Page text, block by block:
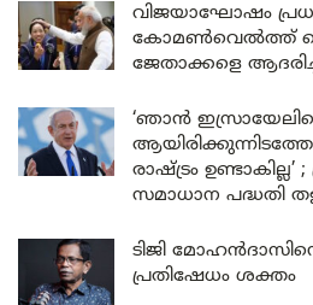
വിജയാഘോഷം
കോമൺവെൽത്ത്
ജേതാക്കളെ
‘ഞാൻ
രാഷ്ട്രം ഉണ്ടാകില്ല’
സമാധാന പദ്ധതി
ടിജി
പ്രതിഷേധം ശക്തം